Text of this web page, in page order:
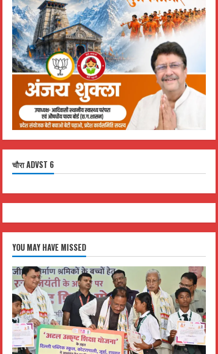
चौरा ADVST 6
YOU MAY HAVE MISSED